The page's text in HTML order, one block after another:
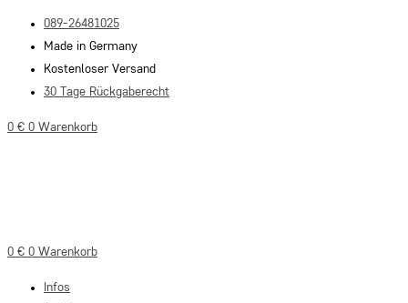
Inhalt
springen
089-26481025
Made in Germany
Kostenloser Versand
30 Tage Rückgaberecht
0 € 0 Warenkorb
0 € 0 Warenkorb
Infos